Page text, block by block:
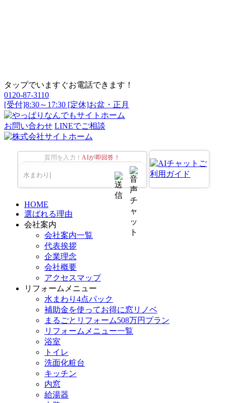
タップでいますぐお電話できます！
0120-87-3110
[受付]8:30～17:30 [定休]お盆・正月
お問い合わせ LINEでご相談
質問を入力！AIが即回答！
HOME
選ばれる理由
会社案内
会社案内一覧
代表挨拶
企業理念
会社概要
アクセスマップ
リフォームメニュー
水まわり4点パック
補助金を使ってお得に窓リノベ
まるごとリフォーム508万円プラン
リフォームメニュー一覧
浴室
トイレ
洗面化粧台
キッチン
内窓
給湯器